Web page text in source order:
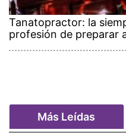
Tanatopractor: la
profesión de preparar
Más Leídas